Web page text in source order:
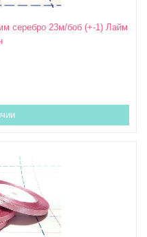
серебро 23м/боб (+-1) Лайм